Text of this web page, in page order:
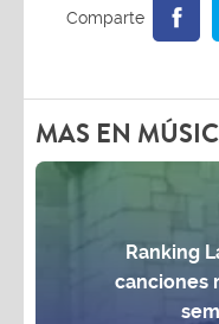
MAS EN
Ranking
canciones